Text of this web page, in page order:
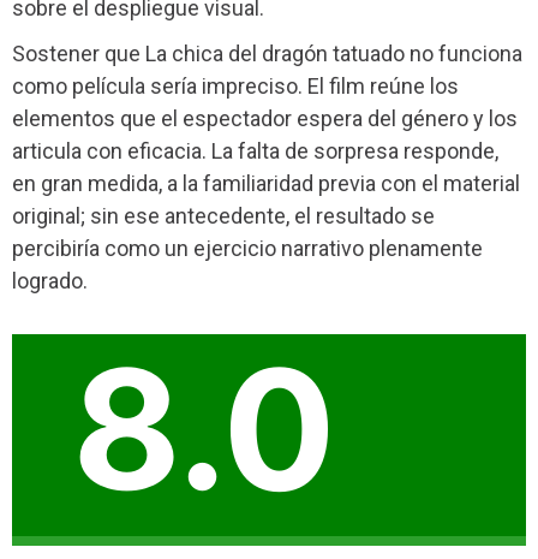
sobre el despliegue visual.
Sostener que La chica del dragón tatuado no funciona
como película sería impreciso. El film reúne los
elementos que el espectador espera del género y los
articula con eficacia. La falta de sorpresa responde,
en gran medida, a la familiaridad previa con el material
original; sin ese antecedente, el resultado se
percibiría como un ejercicio narrativo plenamente
logrado.
8.0